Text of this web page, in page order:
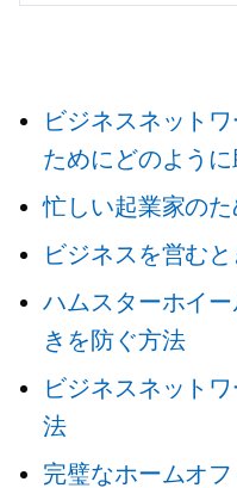
ビジネスネット
ためにどのよう
忙しい起業家の
ビジネスを営む
ハムスターホイ
きを防ぐ方法
ビジネスネット
法
完璧なホームオ